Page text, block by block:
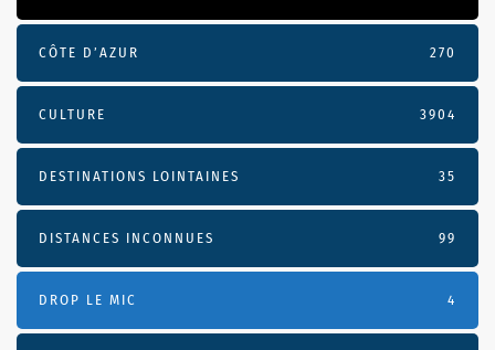
CÔTE D’AZUR 270
CULTURE 3904
DESTINATIONS LOINTAINES 35
DISTANCES INCONNUES 99
DROP LE MIC 4